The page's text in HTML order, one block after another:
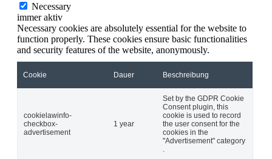
Necessary
immer aktiv
Necessary cookies are absolutely essential for the website to
function properly. These cookies ensure basic functionalities
and security features of the website, anonymously.
Cookie Dauer Beschreibung
cookielawinfo-
checkbox-
advertisement
1 year
Set by the GDPR Cookie
Consent plugin, this
cookie is used to record
the user consent for the
cookies in the
"Advertisement" category